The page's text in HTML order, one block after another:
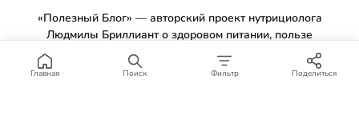
«Полезный Блог» — авторский проект нутрициолога
Людмилы Бриллиант о здоровом питании, пользе
продуктов и проверенных рецептах.
Материалы сайта носят ознакомительный характер и не
Главная Поиск Фильтр Поделиться